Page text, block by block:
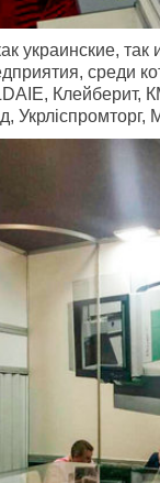
украинские, так
среди
Клейберит,